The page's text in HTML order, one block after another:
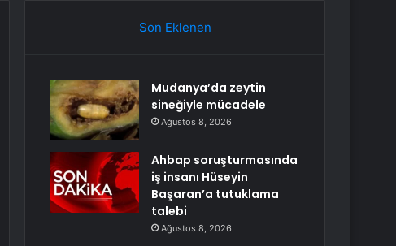
Son Eklenen
Mudanya’da zeytin
sineğiyle mücadele
Ağustos 8, 2026
Ahbap soruşturmasında
iş insanı Hüseyin
Başaran’a tutuklama
talebi
Ağustos 8, 2026